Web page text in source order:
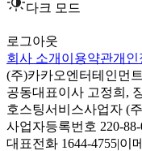
다크 모드
로그아웃
회사 소개 이용약관개인
(주)카카오엔터테인먼
공동대표이사 고정희,
호스팅서비스사업자 (
사업자등록번호 220-88-
대표전화 1644-4755|이